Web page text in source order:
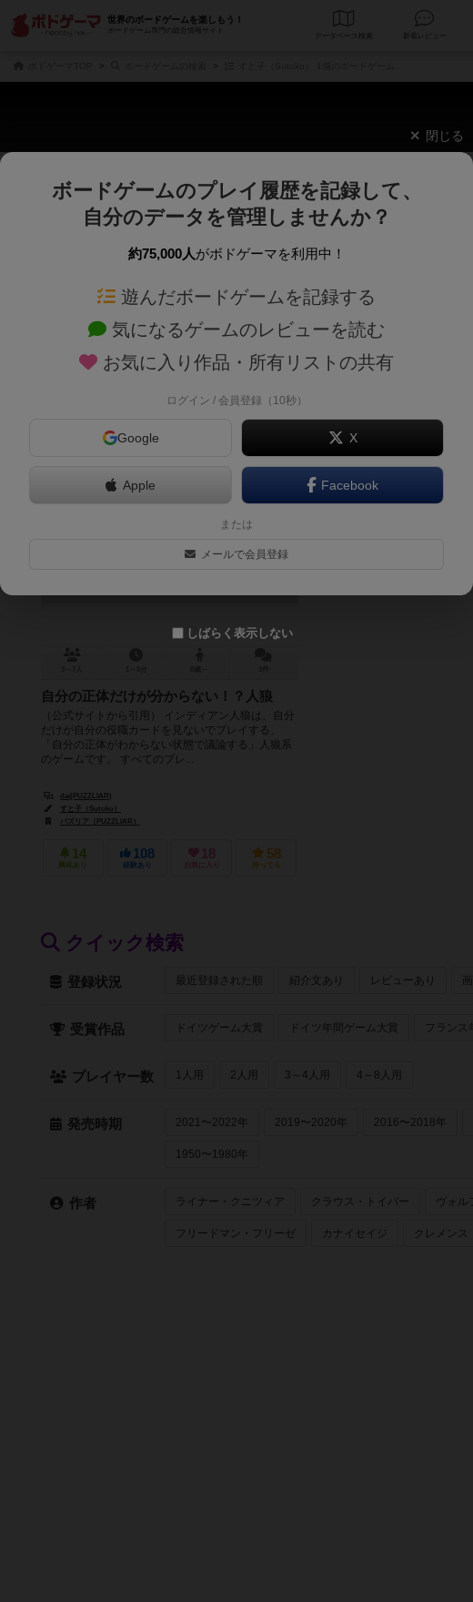
世界のボードゲームを楽しもう！
ボードゲーム専門の総合情報サイト
データベース
じっくり表示
商品名、商品説明文、デザイナー名、テーマ名、メカニクス名を対象にフリーワード検索が
ゲームデザイナー名を指定して検索できます。
ゲームデザイナー
対象年齢を指定します。 世界観や登場人物などモチー
テーマ/フレーバー
インディアン人狼うちわ
5.9
自分の正体だけが分からない！？人狼
（公式サイトから引用） インディアン人狼は、自分
だけが自分の役職カードを見ないでプレイする、
「自分の正体がわからない状態で議論する」人狼系
のゲームです。 すべてのプレ...
dai(PUZZLIAR)
すと子（Sutoko）
パズリア（PUZZLIAR）
14
興味あり
108
経験あり
18
お気に入り
58
持ってる
クイック検索
登録状況 最近登録された順 紹介文あり レビューあり
受賞作品 ドイツゲーム大賞 ドイツ年間ゲーム大賞 フランス
プレイヤー数 1人用 2人用 3～4人用 4～8人用
発売時期 2021〜2022年 2019〜2020年 2016〜2018年
1950〜1980年
作者 ライナー・クニツィア クラウス・トイバー ヴォ
フリードマン・フリーゼ カナイセイジ クレメンス
閉じる
ボードゲームのプレイ履歴を記録して、
自分のデータを管理しませんか？
約75,000人がボドゲーマを利用中！
遊んだボードゲームを記録する
気になるゲームのレビューを読む
お気に入り作品・所有リストの共有
ログイン / 会員登録（10秒）
Google X
Apple Facebook
または
メールで会員登録
しばらく表示しない